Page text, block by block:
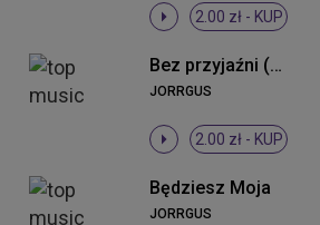
2.00 zł - KUP
Bez przyjaźni (Remix)
JORRGUS
2.00 zł - KUP
Będziesz Moja
JORRGUS